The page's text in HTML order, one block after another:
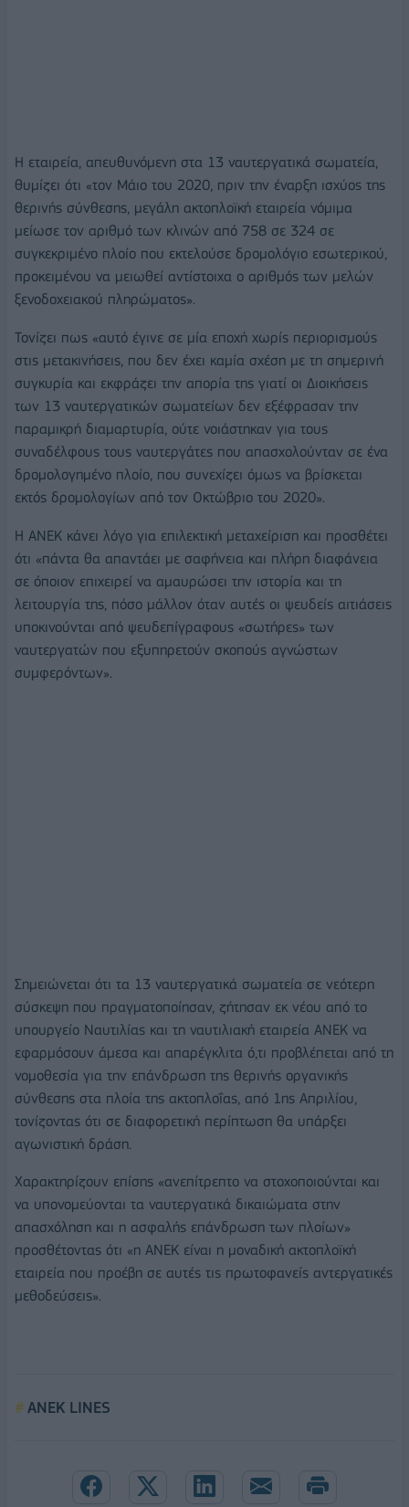
Η εταιρεία, απευθυνόμενη στα 13 ναυτεργατικά σωματεία,
θυμίζει ότι «τον Μάιο του 2020, πριν την έναρξη ισχύος της
θερινής σύνθεσης, μεγάλη ακτοπλοϊκή εταιρεία νόμιμα
μείωσε τον αριθμό των κλινών από 758 σε 324 σε
συγκεκριμένο πλοίο που εκτελούσε δρομολόγιο εσωτερικού,
προκειμένου να μειωθεί αντίστοιχα ο αριθμός των μελών
ξενοδοχειακού πληρώματος».
Τονίζει πως «αυτό έγινε σε μία εποχή χωρίς περιορισμούς
στις μετακινήσεις, που δεν έχει καμία σχέση με τη σημερινή
συγκυρία και εκφράζει την απορία της γιατί οι Διοικήσεις
των 13 ναυτεργατικών σωματείων δεν εξέφρασαν την
παραμικρή διαμαρτυρία, ούτε νοιάστηκαν για τους
συναδέλφους τους ναυτεργάτες που απασχολούνταν σε ένα
δρομολογημένο πλοίο, που συνεχίζει όμως να βρίσκεται
εκτός δρομολογίων από τον Οκτώβριο του 2020».
Η ΑΝΕΚ κάνει λόγο για επιλεκτική μεταχείριση και προσθέτει
ότι «πάντα θα απαντάει με σαφήνεια και πλήρη διαφάνεια
σε όποιον επιχειρεί να αμαυρώσει την ιστορία και τη
λειτουργία της, πόσο μάλλον όταν αυτές οι ψευδείς αιτιάσεις
υποκινούνται από ψευδεπίγραφους «σωτήρες» των
ναυτεργατών που εξυπηρετούν σκοπούς αγνώστων
συμφερόντων».
Σημειώνεται ότι τα 13 ναυτεργατικά σωματεία σε νεότερη
σύσκεψη που πραγματοποίησαν, ζήτησαν εκ νέου από το
υπουργείο Ναυτιλίας και τη ναυτιλιακή εταιρεία ΑΝΕΚ να
εφαρμόσουν άμεσα και απαρέγκλιτα ό,τι προβλέπεται από τη
νομοθεσία για την επάνδρωση της θερινής οργανικής
σύνθεσης στα πλοία της ακτοπλοΐας, από 1ης Απριλίου,
τονίζοντας ότι σε διαφορετική περίπτωση θα υπάρξει
αγωνιστική δράση.
Χαρακτηρίζουν επίσης «ανεπίτρεπτο να στοχοποιούνται και
να υπονομεύονται τα ναυτεργατικά δικαιώματα στην
απασχόληση και η ασφαλής επάνδρωση των πλοίων»
προσθέτοντας ότι «η ΑΝΕΚ είναι η μοναδική ακτοπλοϊκή
εταιρεία που προέβη σε αυτές τις πρωτοφανείς αντεργατικές
μεθοδεύσεις».
ANEK LINES